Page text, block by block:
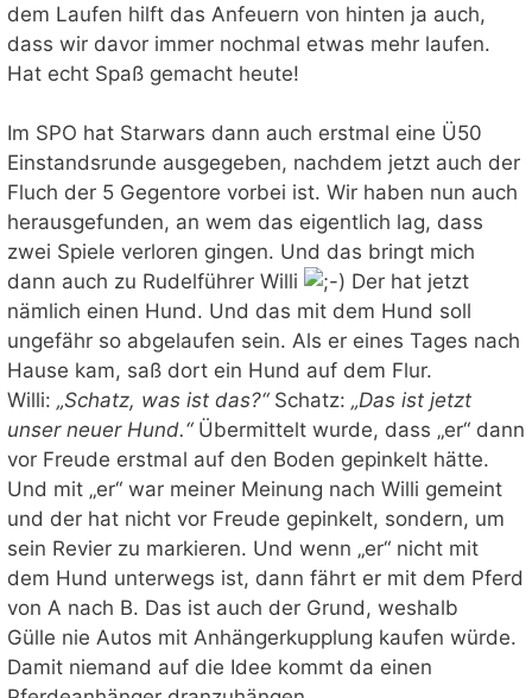
dem Laufen hilft das Anfeuern von hinten ja auch,
dass wir davor immer nochmal etwas mehr laufen.
Hat echt Spaß gemacht heute!
Im SPO hat Starwars dann auch erstmal eine Ü50
Einstandsrunde ausgegeben, nachdem jetzt auch der
Fluch der 5 Gegentore vorbei ist. Wir haben nun auch
herausgefunden, an wem das eigentlich lag, dass
zwei Spiele verloren gingen. Und das bringt mich
dann auch zu Rudelführer Willi
Der hat jetzt
nämlich einen Hund. Und das mit dem Hund soll
ungefähr so abgelaufen sein. Als er eines Tages nach
Hause kam, saß dort ein Hund auf dem Flur.
Willi: „Schatz, was ist das?“Schatz: „Das ist jetzt
unser neuer Hund.“Übermittelt wurde, dass „er“ dann
vor Freude erstmal auf den Boden gepinkelt hätte.
Und mit „er“ war meiner Meinung nach Willi gemeint
und der hat nicht vor Freude gepinkelt, sondern, um
sein Revier zu markieren. Und wenn „er“ nicht mit
dem Hund unterwegs ist, dann fährt er mit dem Pferd
von A nach B. Das ist auch der Grund, weshalb
Gülle nie Autos mit Anhängerkupplung kaufen würde.
Damit niemand auf die Idee kommt da einen